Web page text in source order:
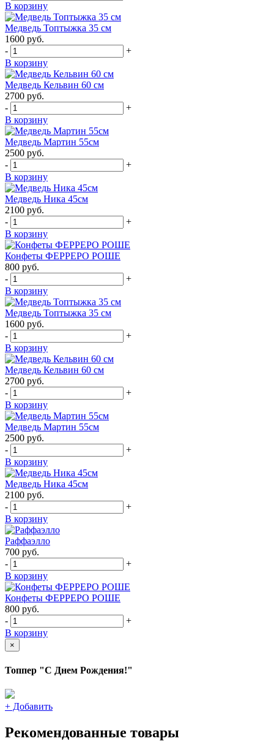
В корзину
Медведь Топтыжка 35 см
1600 руб.
-
+
В корзину
Медведь Кельвин 60 см
2700 руб.
-
+
В корзину
Медведь Мартин 55см
2500 руб.
-
+
В корзину
Медведь Ника 45см
2100 руб.
-
+
В корзину
Конфеты ФЕРРЕРО РОШЕ
800 руб.
-
+
В корзину
Медведь Топтыжка 35 см
1600 руб.
-
+
В корзину
Медведь Кельвин 60 см
2700 руб.
-
+
В корзину
Медведь Мартин 55см
2500 руб.
-
+
В корзину
Медведь Ника 45см
2100 руб.
-
+
В корзину
Раффаэлло
700 руб.
-
+
В корзину
Конфеты ФЕРРЕРО РОШЕ
800 руб.
-
+
В корзину
×
Топпер "С Днем Рождения!"
+ Добавить
Рекомендованные товары